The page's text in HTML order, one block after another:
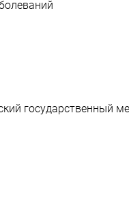
государственный